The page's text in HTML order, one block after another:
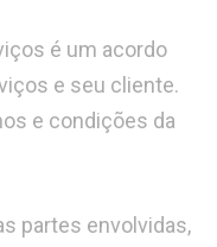
é um acordo
e seu cliente.
e condições da
partes envolvidas,